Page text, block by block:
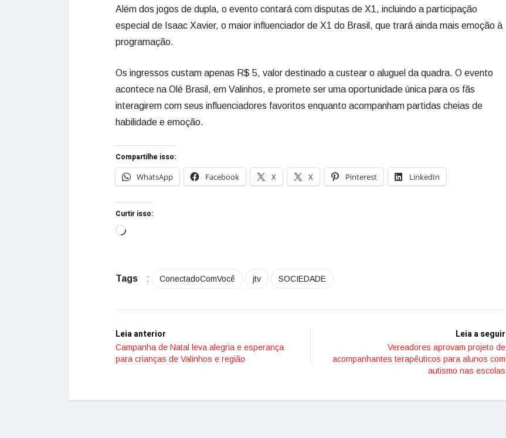
Além dos jogos de dupla, o evento contará com disputas de X1, incluindo a participação
especial de Isaac Xavier, o maior influenciador de X1 do Brasil, que trará ainda mais emoção à
programação.
Os ingressos custam apenas R$ 5, valor destinado a custear o aluguel da quadra. O evento
acontece na Olé Brasil, em Valinhos, e promete ser uma oportunidade única para os fãs
interagirem com seus influenciadores favoritos enquanto acompanham partidas cheias de
habilidade e emoção.
Compartilhe isso:
WhatsApp
Facebook X X Pinterest LinkedIn
Curtir isso:
Tags : ConectadoComVocê jtv SOCIEDADE
Leia anterior
Campanha de Natal leva alegria e esperança
para crianças de Valinhos e região
Leia a seguir
Vereadores aprovam projeto de
acompanhantes terapêuticos para alunos com
autismo nas escolas